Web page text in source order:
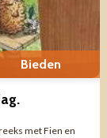
Bieden
met Fien en